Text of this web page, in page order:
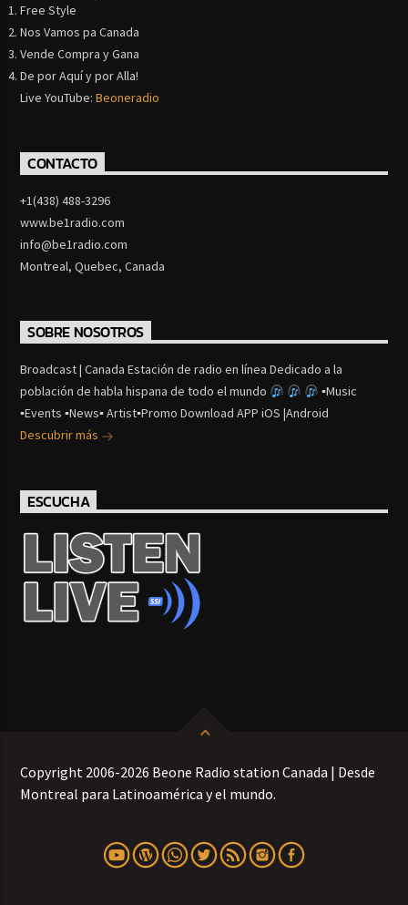
Free Style
Nos Vamos pa Canada
Vende Compra y Gana
De por Aquí y por Alla!
Live YouTube:Beoneradio
CONTACTO
+1(438) 488-3296
www.be1radio.com
info@be1radio.com
Montreal, Quebec, Canada
SOBRE NOSOTROS
Broadcast | Canada Estación de radio en línea Dedicado a la
población de habla hispana de todo el mundo
▪Music
▪Events ▪News▪ Artist▪Promo Download APP iOS |Android
Descubrir más
ESCUCHA
Copyright 2006-2026 Beone Radio station Canada | Desde
Montreal para Latinoamérica y el mundo.